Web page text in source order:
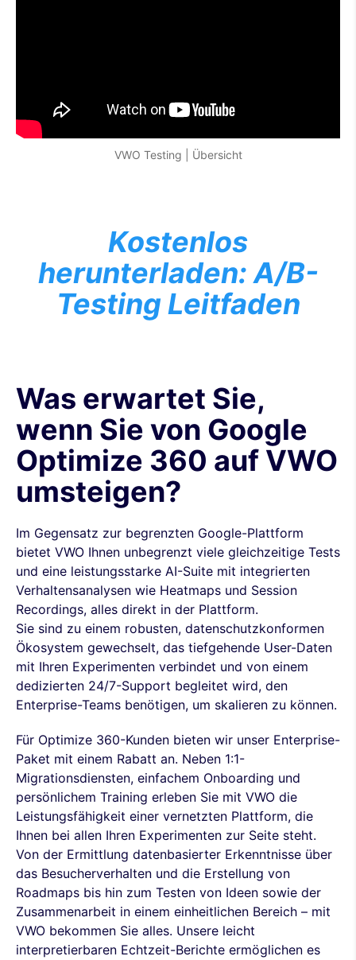
VWO Testing | Übersicht
Kostenlos
herunterladen: A/B-
Testing Leitfaden
Was erwartet Sie,
wenn Sie von Google
Optimize 360 auf VWO
umsteigen?
Im Gegensatz zur begrenzten Google-Plattform
bietet VWO Ihnen unbegrenzt viele gleichzeitige Tests
und eine leistungsstarke AI-Suite mit integrierten
Verhaltensanalysen wie Heatmaps und Session
Recordings, alles direkt in der Plattform.
Sie sind zu einem robusten, datenschutzkonformen
Ökosystem gewechselt, das tiefgehende User-Daten
mit Ihren Experimenten verbindet und von einem
dedizierten 24/7-Support begleitet wird, den
Enterprise-Teams benötigen, um skalieren zu können.
Für Optimize 360-Kunden bieten wir unser Enterprise-
Paket mit einem Rabatt an. Neben 1:1-
Migrationsdiensten, einfachem Onboarding und
persönlichem Training erleben Sie mit VWO die
Leistungsfähigkeit einer vernetzten Plattform, die
Ihnen bei allen Ihren Experimenten zur Seite steht.
Von der Ermittlung datenbasierter Erkenntnisse über
das Besucherverhalten und die Erstellung von
Roadmaps bis hin zum Testen von Ideen sowie der
Zusammenarbeit in einem einheitlichen Bereich – mit
VWO bekommen Sie alles. Unsere leicht
interpretierbaren Echtzeit-Berichte ermöglichen es